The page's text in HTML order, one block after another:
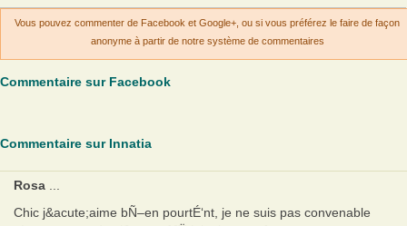
Vous pouvez commenter de Facebook et Google+, ou si vous préférez le faire de façon
anonyme à partir de notre système de commentaires
Commentaire sur Facebook
Commentaire sur Innatia
Rosa
Chic j&acute;aime bÑ–en pourtÉ‘nt, je ne suis pas convenable